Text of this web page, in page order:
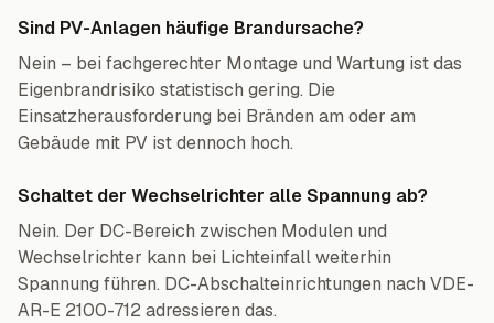
Sind PV-Anlagen häufige Brandursache?
Nein – bei fachgerechter Montage und Wartung ist das
Eigenbrandrisiko statistisch gering. Die
Einsatzherausforderung bei Bränden am oder am
Gebäude mit PV ist dennoch hoch.
Schaltet der Wechselrichter alle Spannung ab?
Nein. Der DC-Bereich zwischen Modulen und
Wechselrichter kann bei Lichteinfall weiterhin
Spannung führen. DC-Abschalteinrichtungen nach VDE-
AR-E 2100-712 adressieren das.